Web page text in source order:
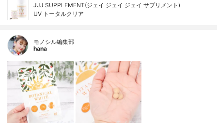
JJJ SUPPLEMENT(ジェイ ジェイ ジェイ サプリメント)
UV トータルクリア
モノシル編集部
hana